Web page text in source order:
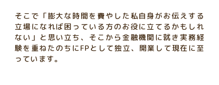
そこで「膨大な時間を費やした私自身がお伝えする
立場になれば困っている方のお役に立てるかもしれ
ない」と思い立ち、そこから金融機関に就き実務経
験を重ねたのちにFPとして独立、開業して現在に至
っています。